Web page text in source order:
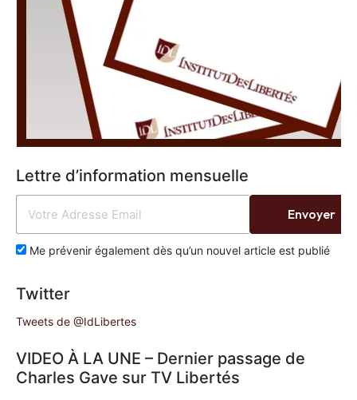
Lettre d’information mensuelle
Me prévenir également dès qu’un nouvel article est publié
Envoyer
Twitter
Tweets de @IdLibertes
VIDEO À LA UNE – Dernier passage de
Charles Gave sur TV Libertés